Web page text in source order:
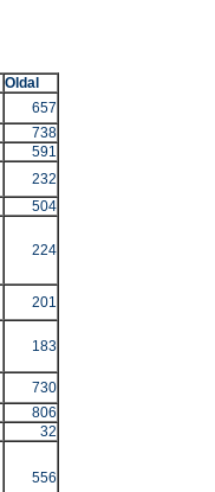
Oldal
657
738
591
232
504
224
201
183
730
806
32
556